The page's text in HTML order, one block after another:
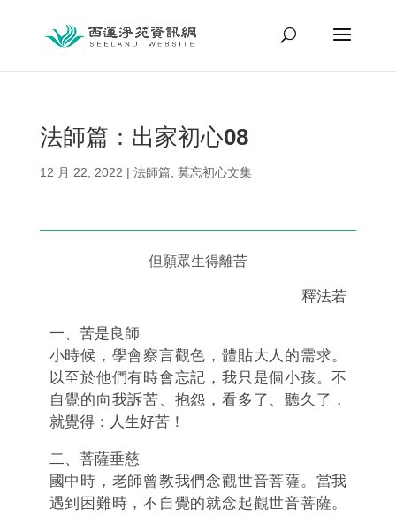
法師篇：出家初心08
12 月 22, 2022 | 法師篇 莫忘初心文集
但願眾生得離苦
釋法若
一、苦是良師
小時候，學會察言觀色，體貼大人的需求。
以至於他們有時會忘記，我只是個小孩。不
自覺的向我訴苦、抱怨，看多了、聽久了，
就覺得：人生好苦！
二、菩薩垂慈
國中時，老師曾教我們念觀世音菩薩。 當我
遇到困難時，不自覺的就念起觀世音菩薩。